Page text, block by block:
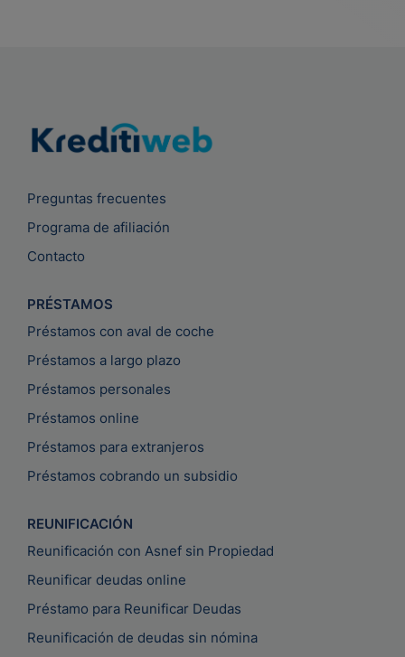
Preguntas frecuentes
Programa de afiliación
Contacto
PRÉSTAMOS
Préstamos con aval de coche
Préstamos a largo plazo
Préstamos personales
Préstamos online
Préstamos para extranjeros
Préstamos cobrando un subsidio
REUNIFICACIÓN
Reunificación con Asnef sin Propiedad
Reunificar deudas online
Préstamo para Reunificar Deudas
Reunificación de deudas sin nómina